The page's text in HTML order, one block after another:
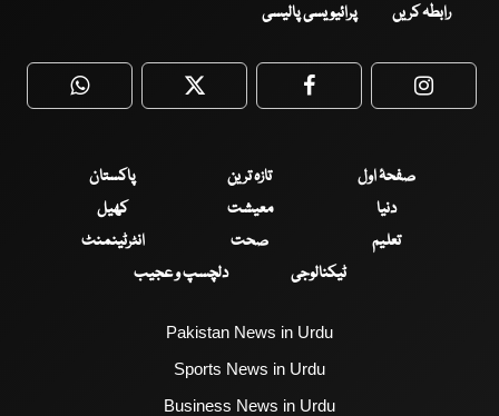
رابطہ کریں پرائیویسی پالیسی
WhatsApp Twitter Facebook
صفحۂ اول تازہ ترین
پاکستان
دنیا
معیشت
کھیل
تعلیم
صحت
انٹرٹینمنٹ
ٹیکنالوجی
دلچسپ و عجیب
Pakistan News in Urdu
Sports News in Urdu
Business News in Urdu